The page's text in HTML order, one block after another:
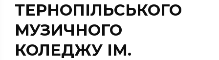
ТЕРНОПІЛЬСЬКОГО
МУЗИЧНОГО
КОЛЕДЖУ ІМ.